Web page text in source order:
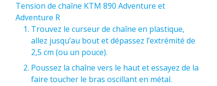
Tension de chaîne KTM 890 Adventure et
Adventure R
Trouvez le curseur de chaîne en plastique,
allez jusqu’au bout et dépassez l’extrémité de
2,5 cm (ou un pouce).
Poussez la chaîne vers le haut et essayez de la
faire toucher le bras oscillant en métal.